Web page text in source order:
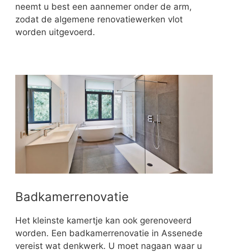
neemt u best een aannemer onder de arm,
zodat de algemene renovatiewerken vlot
worden uitgevoerd.
Badkamerrenovatie
Het kleinste kamertje kan ook gerenoveerd
worden. Een badkamerrenovatie in Assenede
vereist wat denkwerk. U moet nagaan waar u